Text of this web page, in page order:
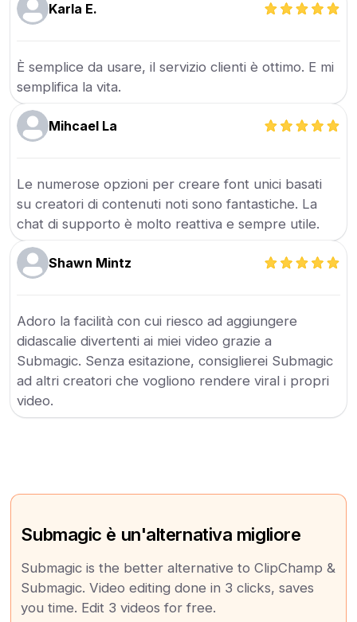
Karla E.
È semplice da usare, il servizio clienti è ottimo. E mi
semplifica la vita.
Mihcael La
Le numerose opzioni per creare font unici basati
su creatori di contenuti noti sono fantastiche. La
chat di supporto è molto reattiva e sempre utile.
Shawn Mintz
Adoro la facilità con cui riesco ad aggiungere
didascalie divertenti ai miei video grazie a
Submagic. Senza esitazione, consiglierei Submagic
ad altri creatori che vogliono rendere viral i propri
video.
Submagic è un'alternativa migliore
Submagic is the better alternative to ClipChamp &
Submagic. Video editing done in 3 clicks, saves
you time. Edit 3 videos for free.